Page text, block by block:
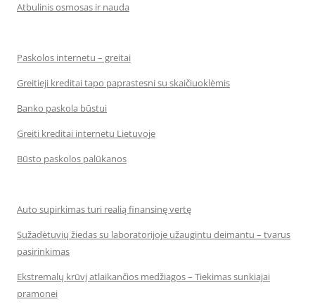
Atbulinis osmosas ir nauda
Paskolos internetu – greitai
Greitieji kreditai tapo paprastesni su skaičiuoklėmis
Banko paskola būstui
Greiti kreditai internetu Lietuvoje
Būsto paskolos palūkanos
Auto supirkimas turi realią finansinę vertę
Sužadėtuvių žiedas su laboratorijoje užaugintu deimantu – tvarus
pasirinkimas
Ekstremalų krūvį atlaikančios medžiagos – Tiekimas sunkiajai
pramonei